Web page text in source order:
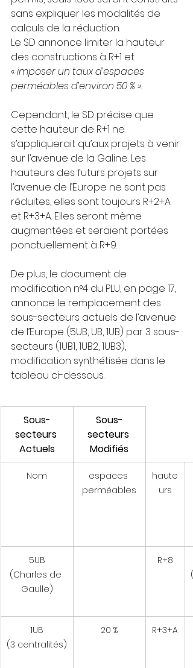
sans expliquer les modalités de
calculs de la réduction.
Le SD annonce limiter la hauteur
des constructions à R+1 et
« imposer un taux d’espaces
perméables d’environ 50 % ».
Cependant, le SD précise que
cette hauteur de R+1 ne
s’appliquerait qu’aux projets à venir
sur l’avenue de la Galine. Les
hauteurs des futurs projets sur
l’avenue de l’Europe ne sont pas
réduites, elles sont toujours R+2+A
et R+3+A. Elles seront même
augmentées et seraient portées
ponctuellement à R+9.
De plus, le document de
modification n°4 du PLU, en page 17,
annonce le remplacement des
sous-secteurs actuels de l’avenue
de l’Europe (5UB, UB, 1UB) par 3 sous-
secteurs (1UB1, 1UB2, 1UB3),
modification synthétisée dans le
tableau ci-dessous.
Sous-
secteurs
Actuels
Sous-
secteurs
Modifiés
Nom
espaces
perméables
haute
urs
5UB
(Charles de
Gaulle)
R+8
1UB
(3 centralités)
20 % R+3+A